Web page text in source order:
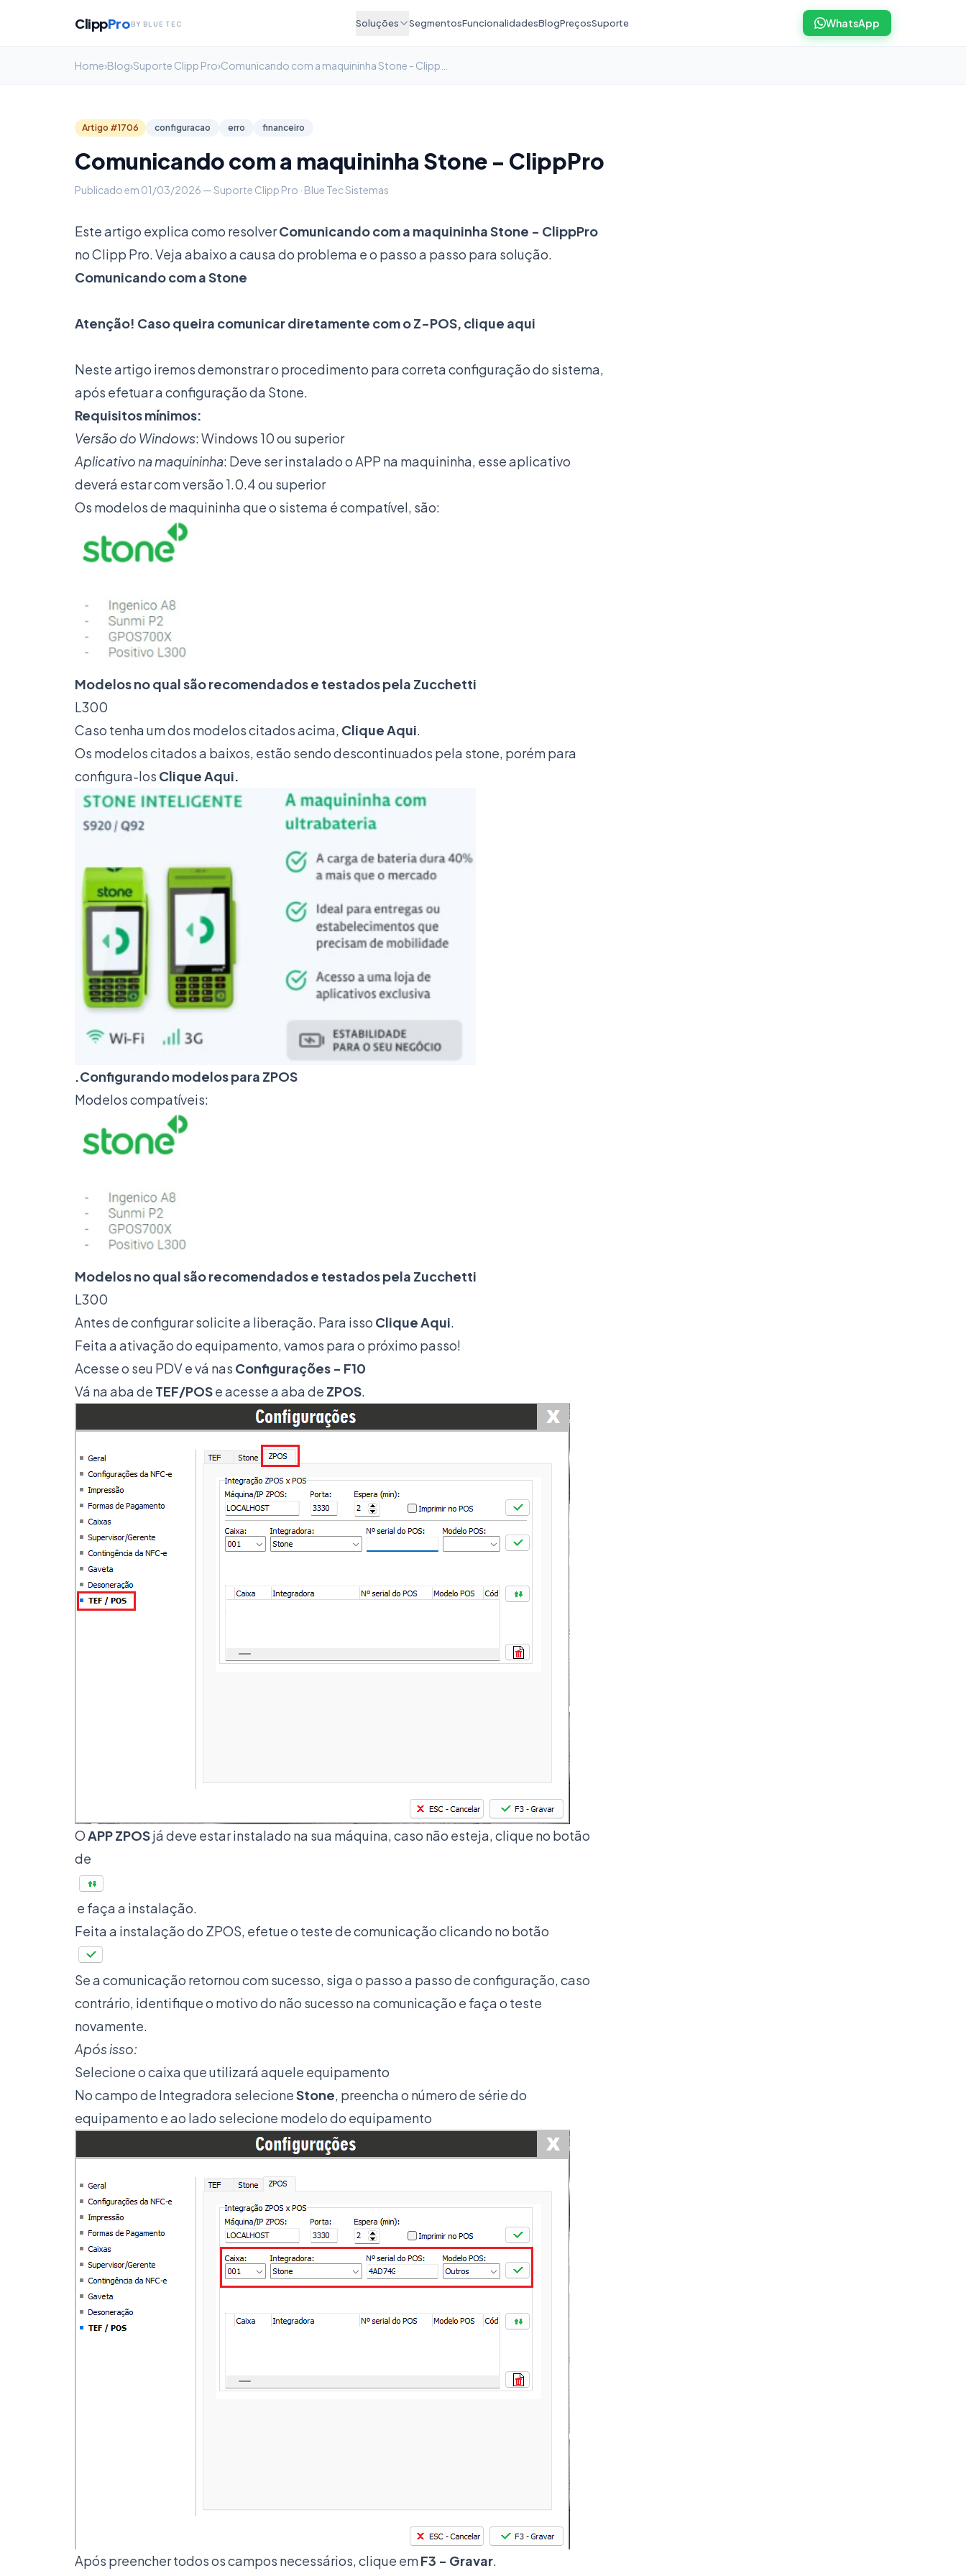
ClippPro BY BLUE TEC Soluções SegmentosFuncionalidadesBlogPreçosSuporte WhatsApp
Home›Blog›Suporte Clipp Pro›
Artigo #1706 configuracao erro financeiro
Comunicando com a maquininha Stone - ClippPro
Publicado em 01/03/2026 — Suporte Clipp Pro · Blue Tec Sistemas
Este artigo explica como resolverComunicando com a maquininha Stone - ClippPro
no Clipp Pro. Veja abaixo a causa do problema e o passo a passo para solução.
Comunicando com a Stone
Atenção! Caso queira comunicar diretamente com o Z-POS, clique aqui
Neste artigo iremos demonstrar o procedimento para correta configuração do sistema,
após efetuar a configuração da Stone.
Requisitos mínimos:
Versão do Windows: Windows 10 ou superior
Aplicativo na maquininha: Deve ser instalado o APP na maquininha, esse aplicativo
deverá estar com versão 1.0.4 ou superior
Os modelos de maquininha que o sistema é compatível, são:
Modelos no qual são recomendados e testados pela Zucchetti
L300
Caso tenha um dos modelos citados acima, Clique Aqui.
Os modelos citados a baixos, estão sendo descontinuados pela stone, porém para
configura-los Clique Aqui.
.Configurando modelos para ZPOS
Modelos compatíveis:
Modelos no qual são recomendados e testados pela Zucchetti
L300
Antes de configurar solicite a liberação. Para isso Clique Aqui.
Feita a ativação do equipamento, vamos para o próximo passo!
Acesse o seu PDV e vá nas Configurações - F10
Vá na aba de TEF/POSe acesse a aba de ZPOS.
OAPPZPOSjá deve estar instalado na sua máquina, caso não esteja, clique no botão
de
e faça a instalação.
Feita a instalação do ZPOS, efetue o teste de comunicação clicando no botão
Se a comunicação retornou com sucesso, siga o passo a passo de configuração, caso
contrário, identifique o motivo do não sucesso na comunicação e faça o teste
novamente.
Após isso:
Selecione o caixa que utilizará aquele equipamento
No campo de Integradora selecioneStone, preencha o número de série do
equipamento e ao lado selecione modelo do equipamento
Após preencher todos os campos necessários, clique emF3 - Gravar.